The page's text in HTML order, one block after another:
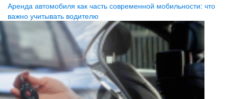
Аренда автомобиля как часть современной мобильности: что
важно учитывать водителю